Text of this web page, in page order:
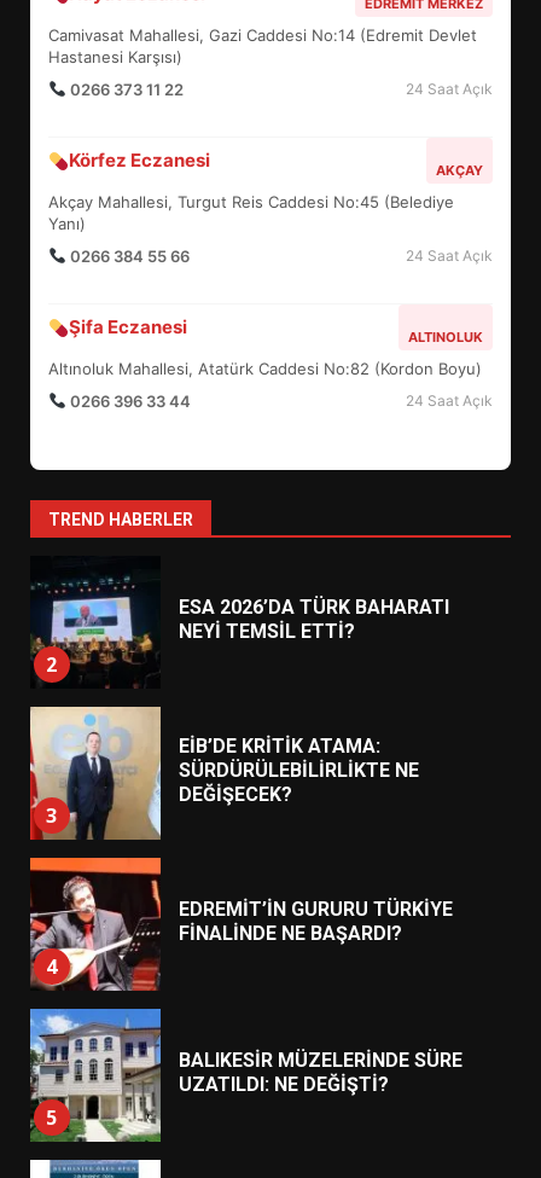
EDREMIT MERKEZ
Camivasat Mahallesi, Gazi Caddesi No:14 (Edremit Devlet
Hastanesi Karşısı)
0266 373 11 22
24 Saat Açık
Körfez Eczanesi AKÇAY
Akçay Mahallesi, Turgut Reis Caddesi No:45 (Belediye
Yanı)
0266 384 55 66
24 Saat Açık
Şifa Eczanesi ALTINOLUK
Altınoluk Mahallesi, Atatürk Caddesi No:82 (Kordon Boyu)
0266 396 33 44
24 Saat Açık
TREND HABERLER
5
UZATILDI: NE DEĞİŞTİ?
6
TURNUVASI KAYITLARI NEYİ
7
YENİ YÖNETİM NASIL
ŞEKİLLENDİ?
1
HAREKETE GEÇİYOR: GÖZLER
2
ESA 2026’DA TÜRK BAHARATI
NEYİ TEMSİL ETTİ?
3
EİB’DE KRİTİK ATAMA:
SÜRDÜRÜLEBİLİRLİKTE NE
DEĞİŞECEK?
4
EDREMİT’İN GURURU TÜRKİYE
FİNALİNDE NE BAŞARDI?
5
BALIKESİR MÜZELERİNDE SÜRE
UZATILDI: NE DEĞİŞTİ?